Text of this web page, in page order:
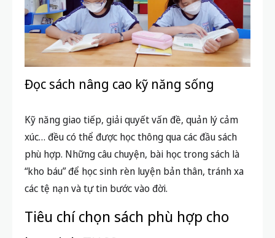
Đọc sách nâng cao kỹ năng sống
Kỹ năng giao tiếp, giải quyết vấn đề, quản lý cảm
xúc… đều có thể được học thông qua các đầu sách
phù hợp. Những câu chuyện, bài học trong sách là
“kho báu” để học sinh rèn luyện bản thân, tránh xa
các tệ nạn và tự tin bước vào đời.
Tiêu chí chọn sách phù hợp cho